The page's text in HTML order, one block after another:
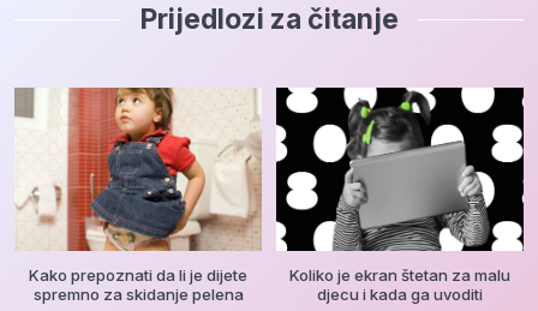
Prijedlozi za čitanje
Kako prepoznati da li je dijete
spremno za skidanje pelena
Koliko je ekran štetan za malu
djecu i kada ga uvoditi